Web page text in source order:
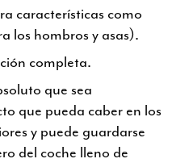
características como
los hombros y asas).
completa.
que sea
que pueda caber en los
y puede guardarse
del coche lleno de